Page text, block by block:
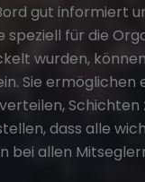
gut informiert
speziell für die
wurden,
Sie ermöglichen
Schichten
dass alle
bei allen